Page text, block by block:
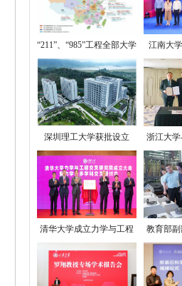
“211”、“985”工程全部大学
名单，看看你的目标在哪
里？
江南大
深圳理工大学获批设立 浙江大
计大学
清华大学成立力学与工程
交叉研究院
教育部